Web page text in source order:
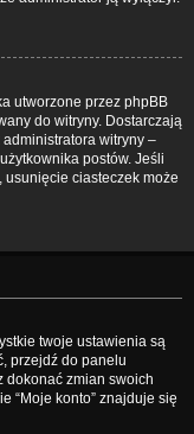
utworzone przez phpBB
do witryny. Dostarczają
administratora witryny –
postów. Jeśli
ciasteczek może
twoje ustawienia są
przejdź do panelu
dokonać zmian swoich
“Moje konto” znajduje się